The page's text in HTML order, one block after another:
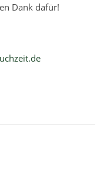
Dank dafür!